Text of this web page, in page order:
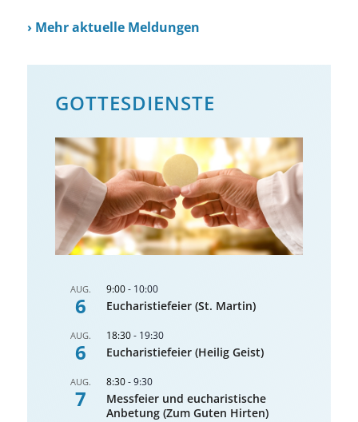
› Mehr aktuelle Meldungen
GOTTES­DIENSTE
AUG.
6
9:00- 10:00
Eucharistiefeier (St. Martin)
AUG.
6
18:30- 19:30
Eucharistiefeier (Heilig Geist)
AUG.
7
8:30-9:30
Messfeier und eucharistische
Anbetung (Zum Guten Hirten)